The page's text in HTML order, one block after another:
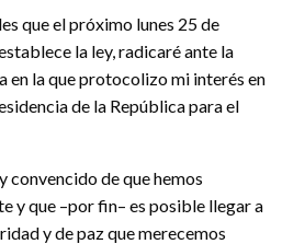
que el próximo lunes 25 de
la ley, radicaré ante la
en la que protocolizo mi interés en
de la República para el
convencido de que hemos
y que –por fin– es posible llegar a
y de paz que merecemos